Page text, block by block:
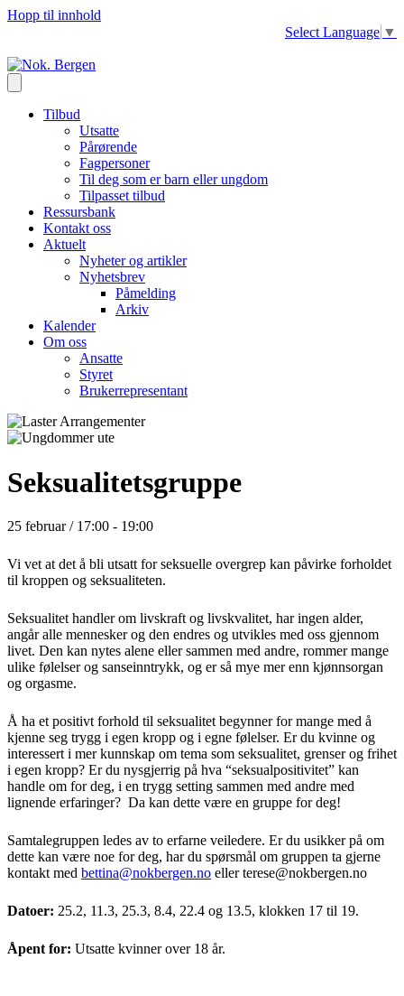
Hopp til innhold
Select Language ▼
Tilbud
Utsatte
Pårørende
Fagpersoner
Til deg som er barn eller ungdom
Tilpasset tilbud
Ressursbank
Kontakt oss
Aktuelt
Nyheter og artikler
Nyhetsbrev
Påmelding
Arkiv
Kalender
Om oss
Ansatte
Styret
Brukerrepresentant
Seksualitetsgruppe
25 februar / 17:00 - 19:00
Vi vet at det å bli utsatt for seksuelle overgrep kan påvirke forholdet
til kroppen og seksualiteten.
Seksualitet handler om livskraft og livskvalitet, har ingen alder,
angår alle mennesker og den endres og utvikles med oss gjennom
livet. Den kan nytes alene eller sammen med andre, rommer mange
ulike følelser og sanseinntrykk, og er så mye mer enn kjønnsorgan
og orgasme.
Å ha et positivt forhold til seksualitet begynner for mange med å
kjenne seg trygg i egen kropp og i egne følelser. Er du kvinne og
interessert i mer kunnskap om tema som seksualitet, grenser og frihet
i egen kropp? Er du nysgjerrig på hva “seksualpositivitet” kan
handle om for deg, i en trygg setting sammen med andre med
lignende erfaringer? Da kan dette være en gruppe for deg!
Samtalegruppen ledes av to erfarne veiledere. Er du usikker på om
dette kan være noe for deg, har du spørsmål om gruppen ta gjerne
kontakt med bettina@nokbergen.no eller terese@nokbergen.no
Datoer: 25.2, 11.3, 25.3, 8.4, 22.4 og 13.5, klokken 17 til 19.
Åpent for: Utsatte kvinner over 18 år.